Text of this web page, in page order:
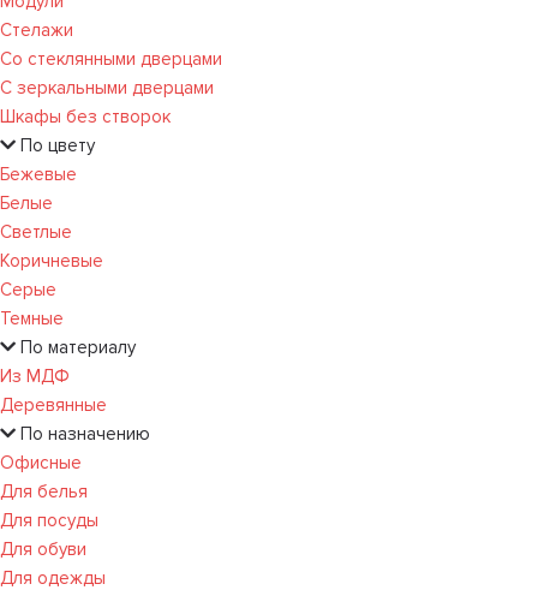
Стелажи
Со стеклянными дверцами
С зеркальными дверцами
Шкафы без створок
По цвету
Бежевые
Белые
Светлые
Коричневые
Серые
Темные
По материалу
Из МДФ
Деревянные
По назначению
Офисные
Для белья
Для посуды
Для обуви
Для одежды